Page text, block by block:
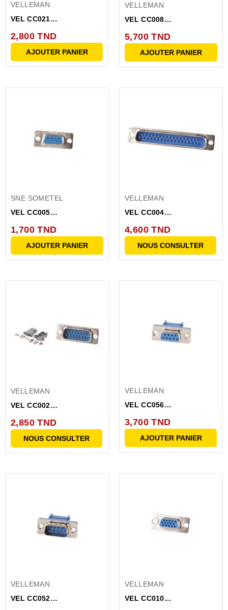
VELLEMAN
VEL CC021
FEM 25BR PR...
2,800 TND
AJOUTER PANIER
VELLEMAN
VEL CC008
FEMELLE
5,700 TND
AJOUTER PANIER
SNE SOMETEL
VEL CC005
FEMELLE
1,700 TND
AJOUTER PANIER
VELLEMAN
VEL CC004
MALE
4,600 TND
NOUS CONSULTER
VELLEMAN
VEL CC002
MALE 15BR...
2,850 TND
NOUS CONSULTER
VELLEMAN
VEL CC056
FEMELLE A SERTIR
3,700 TND
AJOUTER PANIER
VELLEMAN
VEL CC052
VELLEMAN
VEL CC010